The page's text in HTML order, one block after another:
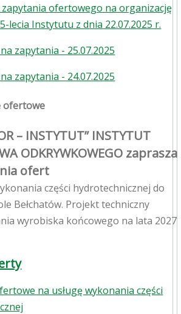
zapytania ofertowego na organizację
lecia Instytutu z dnia 22.07.2025 r.
zapytania - 25.07.2025
zapytania - 24.07.2025
ofertowe
– INSTYTUT” INSTYTUT
ODKRYWKOWEGO zaprasza
ofert
części hydrotechnicznej do
Bełchatów. Projekt techniczny
wyrobiska końcowego na lata 2027
na usługę wykonania części